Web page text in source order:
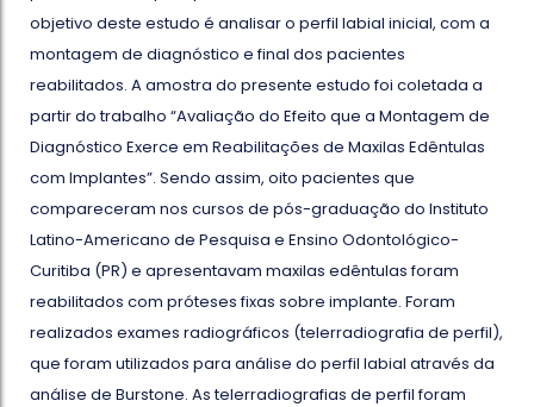
objetivo deste estudo é analisar o perfil labial inicial, com a
montagem de diagnóstico e final dos pacientes
reabilitados. A amostra do presente estudo foi coletada a
partir do trabalho “Avaliação do Efeito que a Montagem de
Diagnóstico Exerce em Reabilitações de Maxilas Edêntulas
com Implantes”. Sendo assim, oito pacientes que
compareceram nos cursos de pós-graduação do Instituto
Latino-Americano de Pesquisa e Ensino Odontológico-
Curitiba (PR) e apresentavam maxilas edêntulas foram
reabilitados com próteses fixas sobre implante. Foram
realizados exames radiográficos (telerradiografia de perfil),
que foram utilizados para análise do perfil labial através da
análise de Burstone. As telerradiografias de perfil foram